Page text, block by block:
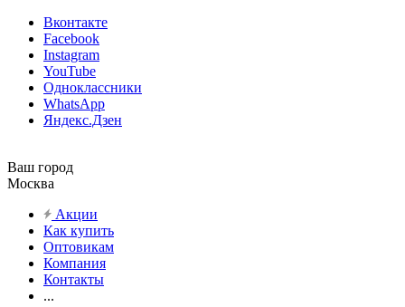
Вконтакте
Facebook
Instagram
YouTube
Одноклассники
WhatsApp
Яндекс.Дзен
Ваш город
Москва
Акции
Как купить
Оптовикам
Компания
Контакты
...